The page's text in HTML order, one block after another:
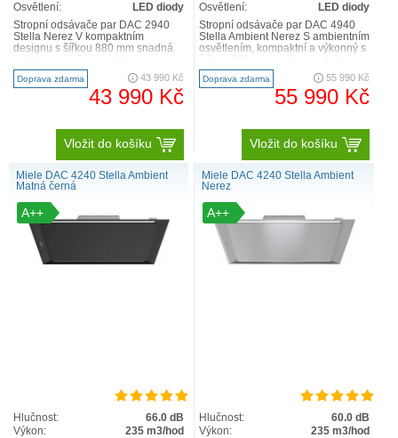
Osvětlení:
LED diody
Stropní odsávače par DAC 2940
Stella Nerez V kompaktním
designu s šířkou 880 mm snadná
sPlug&Play komfortní obsl..
Doprava zdarma 43 990 Kč
43 990 Kč
Vložit do košíku
Osvětlení:
LED diody
Stropní odsávače par DAC 4940
Stella Ambient Nerez S ambientním
osvětlením, kompaktní a výkonný s
režimu cirku..
Doprava zdarma 55 990 Kč
55 990 Kč
Vložit do košíku
Miele DAC 4240 Stella Ambient
Matná černá
A++
Hlučnost:
66.0 dB
Výkon:
235 m3/hod
Miele DAC 4240 Stella Ambient
Nerez
A++
Hlučnost:
60.0 dB
Výkon:
235 m3/hod